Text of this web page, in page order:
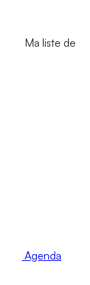
Ma liste de
Agenda